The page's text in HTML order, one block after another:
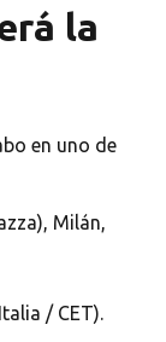
la
en uno de
Milán,
/ CET).